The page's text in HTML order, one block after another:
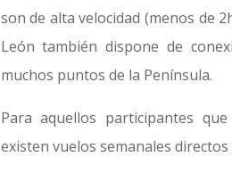
son de alta velocidad (menos de
León también dispone de
muchos puntos de la Península.
Para aquellos participantes
existen vuelos semanales